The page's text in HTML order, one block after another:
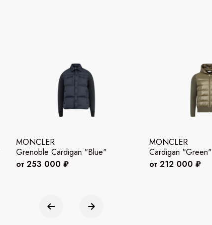
MONCLER
Grenoble Cardigan "Blue"
от 253 000 ₽
MONCLER
Cardigan "Green"
от 212 000 ₽